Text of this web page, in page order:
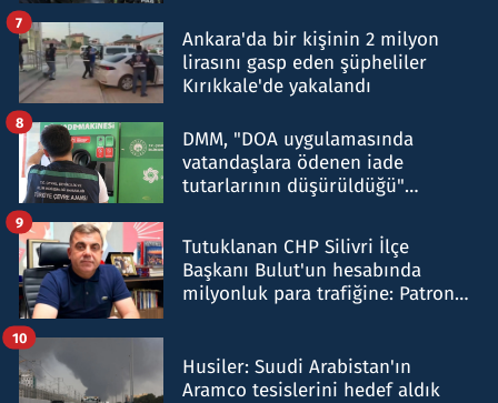
Ankara'da bir kişinin 2 milyon
lirasını gasp eden şüpheliler
Kırıkkale'de yakalandı
7
DMM, "DOA uygulamasında
vatandaşlara ödenen iade
tutarlarının düşürüldüğü"
8
Tutuklanan CHP Silivri İlçe
Başkanı Bulut'un hesabında
milyonluk para trafiğine: Patron
9
Husiler: Suudi Arabistan'ın
Aramco tesislerini hedef aldık
10